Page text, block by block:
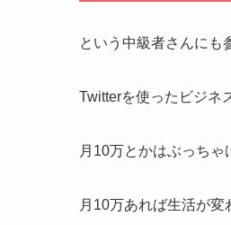
という中級者さんにも
Twitterを使ったビジネ
月10万とかはぶっちゃ
月10万あれば生活が変